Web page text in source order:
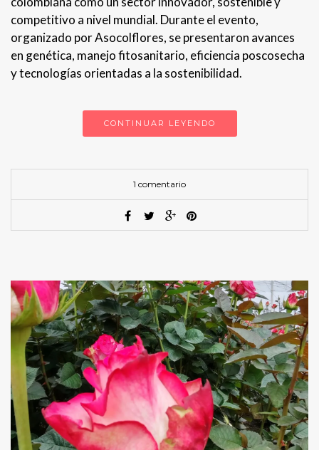
competitivo a nivel mundial. Durante el evento,
organizado por Asocolflores, se presentaron avances
en genética, manejo fitosanitario, eficiencia poscosecha
y tecnologías orientadas a la sostenibilidad.
CONTINUAR LEYENDO
1 comentario